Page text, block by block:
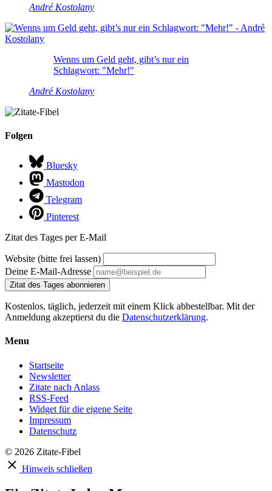
André Kostolany
Wenns um Geld geht, gibt’s nur ein
Schlagwort: "Mehr!"
André Kostolany
Folgen
Bluesky
Mastodon
Telegram
Pinterest
Zitat des Tages per E-Mail
Website (bitte frei lassen)
Deine E-Mail-Adresse
Zitat des Tages abonnieren
Kostenlos, täglich, jederzeit mit einem Klick abbestellbar. Mit der
Anmeldung akzeptierst du die Datenschutzerklärung.
Menu
Startseite
Newsletter
Zitate nach Anlass
RSS-Feed
Widget für die eigene Seite
Impressum
Datenschutz
© 2026 Zitate-Fibel
Hinweis schließen